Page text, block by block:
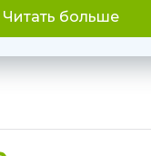
Читать больше